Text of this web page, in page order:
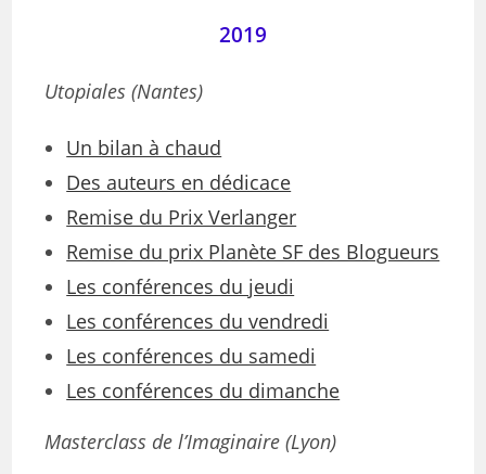
2019
Utopiales (Nantes)
Un bilan à chaud
Des auteurs en dédicace
Remise du Prix Verlanger
Remise du prix Planète SF des Blogueurs
Les conférences du jeudi
Les conférences du vendredi
Les conférences du samedi
Les conférences du dimanche
Masterclass de l’Imaginaire (Lyon)